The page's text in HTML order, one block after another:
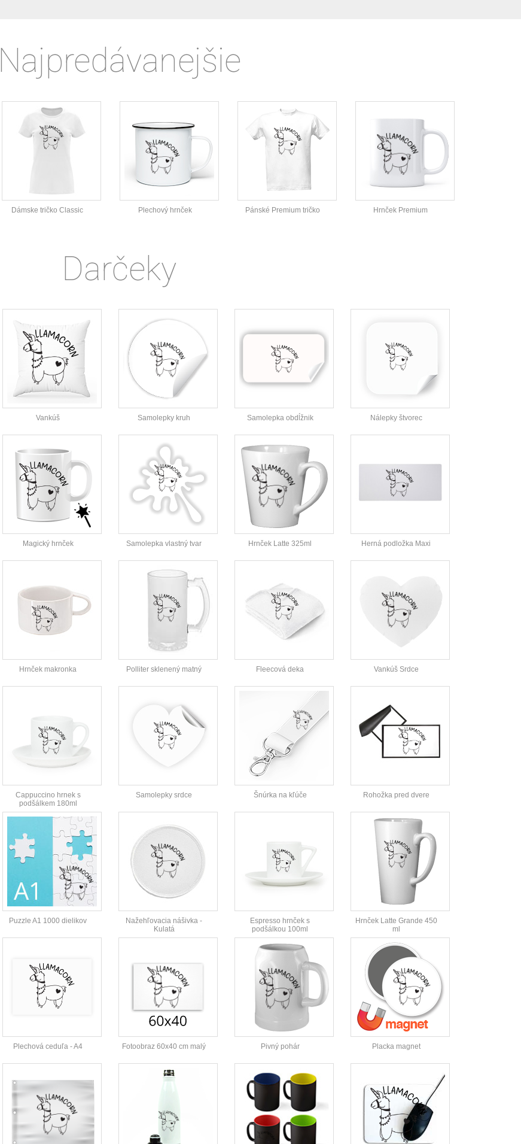
Najpredávanejšie
Dámske tričko Classic Plechový hrnček Pánské Premium tričko Hrnček Premium
Darčeky
Vankúš Samolepky kruh Samolepka obdĺžnik Nálepky štvorec
Magický hrnček Samolepka vlastný tvar Hrnček Latte 325ml Herná podložka Maxi
Hrnček makronka Polliter sklenený matný Fleecová deka Vankúš Srdce
Cappuccino hrnek s
podšálkem 180ml
Samolepky srdce Šnúrka na kľúče Rohožka pred dvere
Puzzle A1 1000 dielikov
Nažehľovacia nášivka -
Kulatá
Espresso hrnček s
podšálkou 100ml
Hrnček Latte Grande 450
ml
Plechová ceduľa - A4 Fotoobraz 60x40 cm malý Pivný pohár Placka magnet